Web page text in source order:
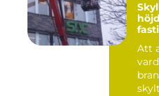
Att